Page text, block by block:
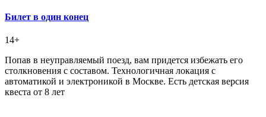
Билет в один конец
14+
Попав в неуправляемый поезд, вам придется избежать его
столкновения с составом. Технологичная локация с
автоматикой и электроникой в Москве. Есть детская версия
квеста от 8 лет